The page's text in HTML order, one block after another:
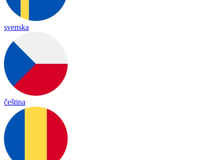
svenska
čeština